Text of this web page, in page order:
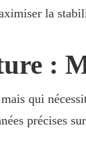
la
:
qui
précises